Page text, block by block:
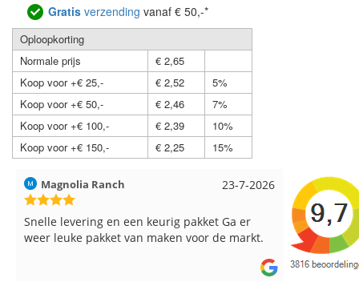
Gratis verzending vanaf € 50,-*
Oploopkorting
Normale prijs
€ 2,65
Koop voor +€ 25,-
€ 2,52
5%
Koop voor +€ 50,-
€ 2,46
7%
Koop voor +€ 100,-
€ 2,39
10%
Koop voor +€ 150,-
€ 2,25 15%
17-7-2026
Hilde uit Loyers
Reeds meerdere keren breigaren en
breinaalden besteld, altijd heel tevreden over
Loes uit
Snelle